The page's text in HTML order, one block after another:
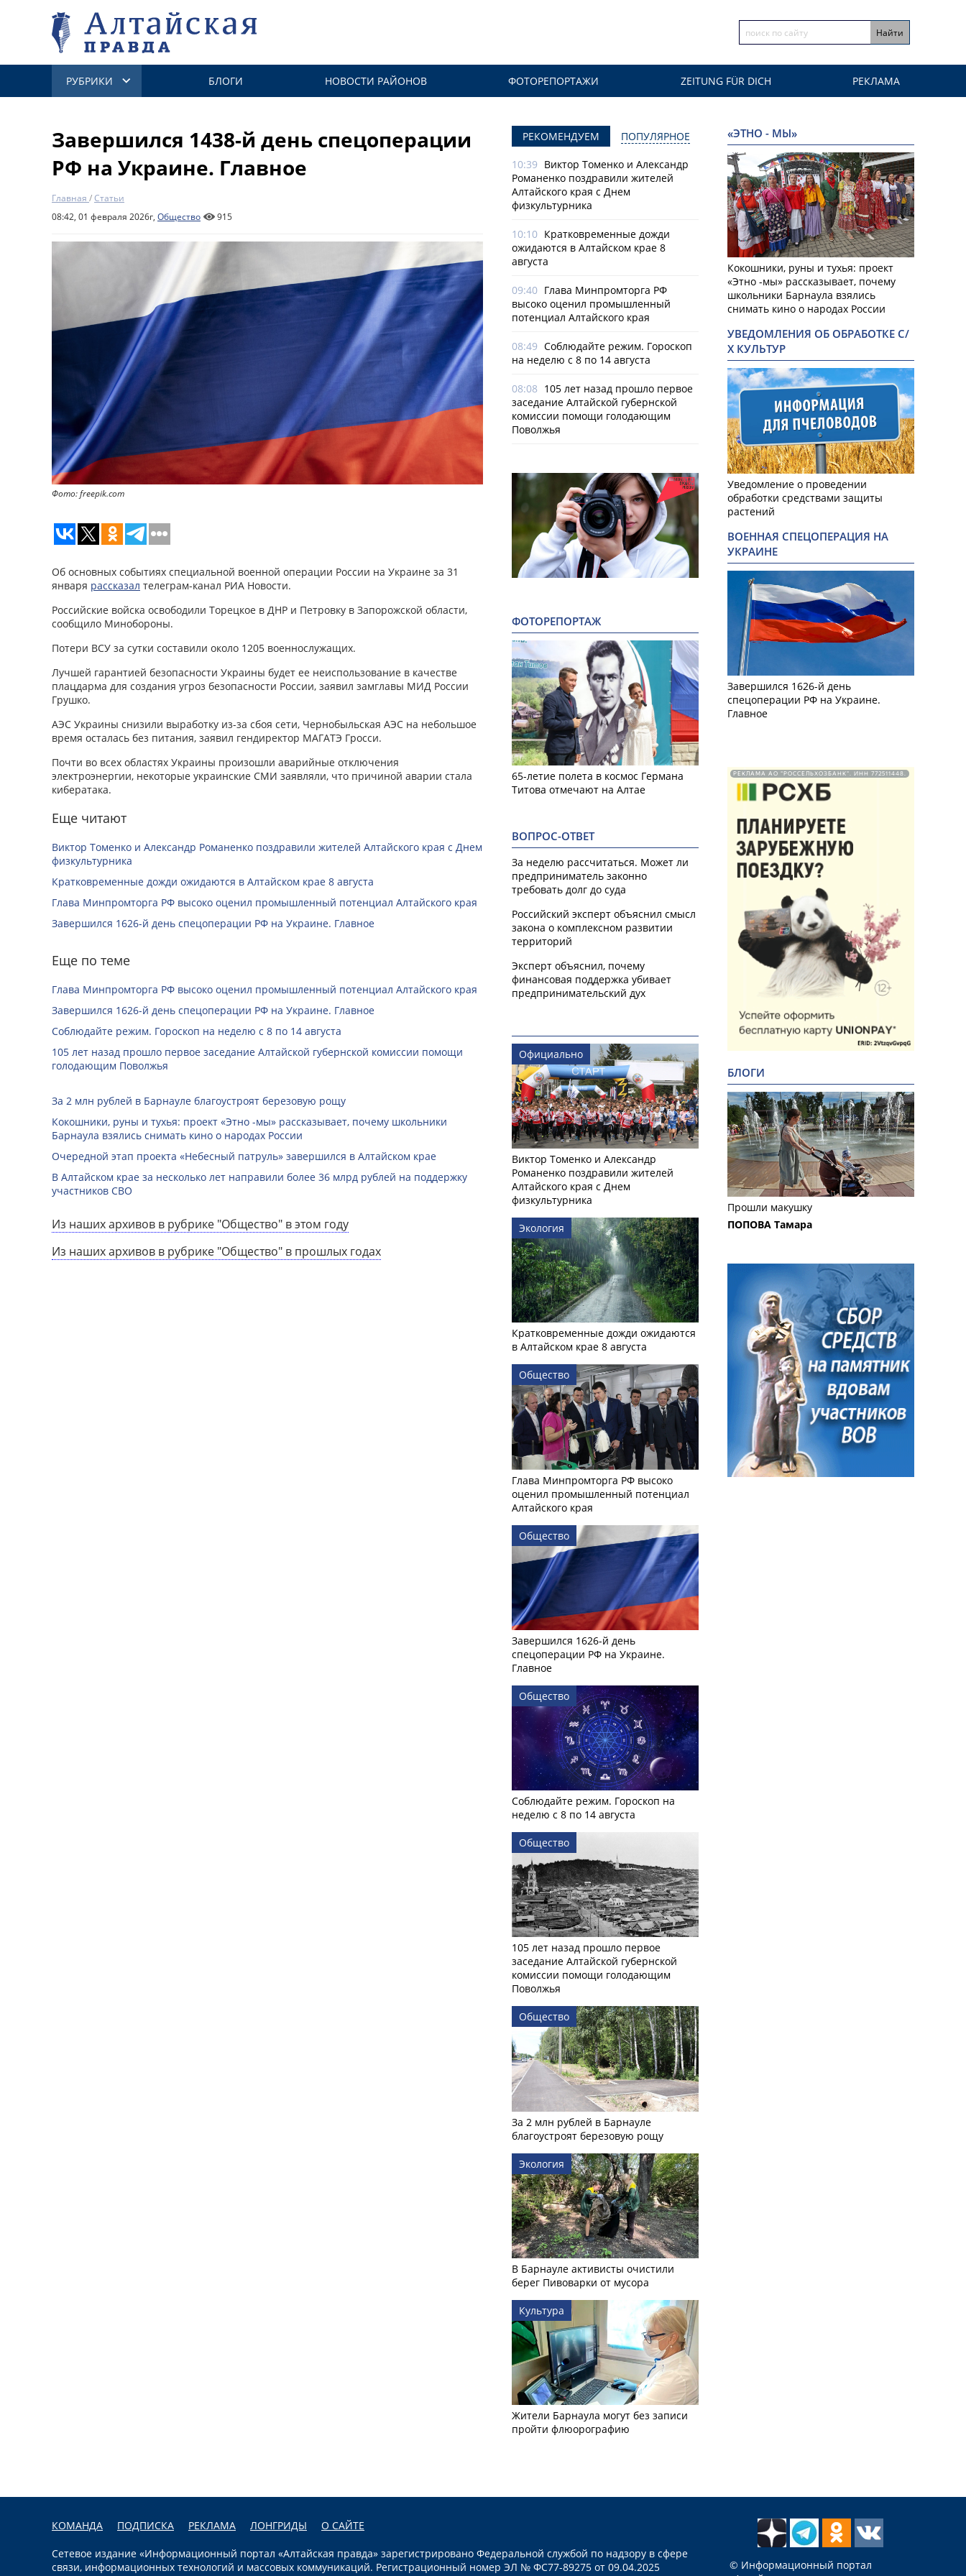
РУБРИКИ БЛОГИ НОВОСТИ РАЙОНОВ ФОТОРЕПОРТАЖИ ZEITUNG FÜR DICH РЕКЛАМА
Завершился 1438-й день спецоперации
РФ на Украине. Главное
Главная /Статьи
08:42, 01 февраля 2026г, Общество 915
Фото: freepik.com
Об основных событиях специальной военной операции России на Украине за 31
января рассказал телеграм-канал РИА Новости.
Российские войска освободили Торецкое в ДНР и Петровку в Запорожской области,
сообщило Минобороны.
Потери ВСУ за сутки составили около 1205 военнослужащих.
Лучшей гарантией безопасности Украины будет ее неиспользование в качестве
плацдарма для создания угроз безопасности России, заявил замглавы МИД России
Грушко.
АЭС Украины снизили выработку из-за сбоя сети, Чернобыльская АЭС на небольшое
время осталась без питания, заявил гендиректор МАГАТЭ Гросси.
Почти во всех областях Украины произошли аварийные отключения
электроэнергии, некоторые украинские СМИ заявляли, что причиной аварии стала
кибератака.
Еще читают
Виктор Томенко и Александр Романенко поздравили жителей Алтайского края с Днем
физкультурника
Кратковременные дожди ожидаются в Алтайском крае 8 августа
Глава Минпромторга РФ высоко оценил промышленный потенциал Алтайского края
Завершился 1626-й день спецоперации РФ на Украине. Главное
Еще по теме
Глава Минпромторга РФ высоко оценил промышленный потенциал Алтайского края
Завершился 1626-й день спецоперации РФ на Украине. Главное
Соблюдайте режим. Гороскоп на неделю с 8 по 14 августа
105 лет назад прошло первое заседание Алтайской губернской комиссии помощи
голодающим Поволжья
За 2 млн рублей в Барнауле благоустроят березовую рощу
Кокошники, руны и тухья: проект «Этно -мы» рассказывает, почему школьники
Барнаула взялись снимать кино о народах России
Очередной этап проекта «Небесный патруль» завершился в Алтайском крае
В Алтайском крае за несколько лет направили более 36 млрд рублей на поддержку
участников СВО
Из наших архивов в рубрике "Общество" в этом году
Из наших архивов в рубрике "Общество" в прошлых годах
РЕКОМЕНДУЕМ ПОПУЛЯРНОЕ
10:39 Виктор Томенко и Александр
Романенко поздравили жителей
Алтайского края с Днем
физкультурника
10:10 Кратковременные дожди
ожидаются в Алтайском крае 8
августа
09:40 Глава Минпромторга РФ
высоко оценил промышленный
потенциал Алтайского края
08:49 Соблюдайте режим. Гороскоп
на неделю с 8 по 14 августа
08:08 105 лет назад прошло первое
заседание Алтайской губернской
комиссии помощи голодающим
Поволжья
ФОТОРЕПОРТАЖ
65-летие полета в космос Германа
Титова отмечают на Алтае
ВОПРОС-ОТВЕТ
За неделю рассчитаться. Может ли
предприниматель законно
требовать долг до суда
Российский эксперт объяснил смысл
закона о комплексном развитии
территорий
Эксперт объяснил, почему
финансовая поддержка убивает
предпринимательский дух
Официально
Виктор Томенко и Александр
Романенко поздравили жителей
Алтайского края с Днем
физкультурника
Экология
Кратковременные дожди ожидаются
в Алтайском крае 8 августа
Общество
Глава Минпромторга РФ высоко
оценил промышленный потенциал
Алтайского края
Общество
Завершился 1626-й день
спецоперации РФ на Украине.
Главное
Общество
Соблюдайте режим. Гороскоп на
неделю с 8 по 14 августа
Общество
105 лет назад прошло первое
заседание Алтайской губернской
комиссии помощи голодающим
Поволжья
Общество
За 2 млн рублей в Барнауле
благоустроят березовую рощу
Экология
В Барнауле активисты очистили
берег Пивоварки от мусора
Культура
Жители Барнаула могут без записи
пройти флюорографию
«ЭТНО - МЫ»
Кокошники, руны и тухья: проект
«Этно -мы» рассказывает, почему
школьники Барнаула взялись
снимать кино о народах России
УВЕДОМЛЕНИЯ ОБ ОБРАБОТКЕ С/
Х КУЛЬТУР
Уведомление о проведении
обработки средствами защиты
растений
ВОЕННАЯ СПЕЦОПЕРАЦИЯ НА
УКРАИНЕ
Завершился 1626-й день
спецоперации РФ на Украине.
Главное
РЕКЛАМА АО "РОССЕЛЬХОЗБАНК". ИНН 772511448.
БЛОГИ
Прошли макушку
ПОПОВА Тамара
КОМАНДА ПОДПИСКА РЕКЛАМА ЛОНГРИДЫ О САЙТЕ
Сетевое издание «Информационный портал «Алтайская правда» зарегистрировано Федеральной службой по надзору в сфере
связи, информационных технологий и массовых коммуникаций. Регистрационный номер ЭЛ № ФС77-89275 от 09.04.2025
© Информационный портал